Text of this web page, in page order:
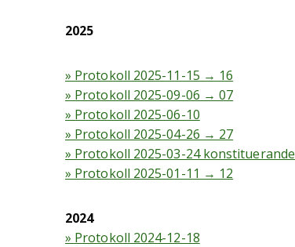
2025
» Protokoll 2025-11-15 → 16
» Protokoll 2025-09-06 → 07
» Protokoll 2025-06-10
» Protokoll 2025-04-26 → 27
» Protokoll 2025-03-24 konstituerande
» Protokoll 2025-01-11 → 12
2024
» Protokoll 2024-12-18